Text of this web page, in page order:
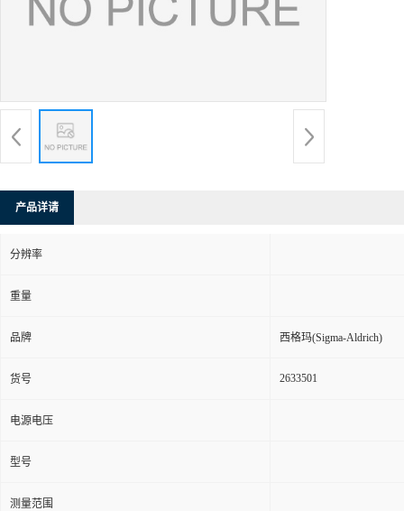
产品详请
分辨率
重量
品牌 西格玛(Sigma-Aldrich)
货号 2633501
电源电压
型号
测量范围